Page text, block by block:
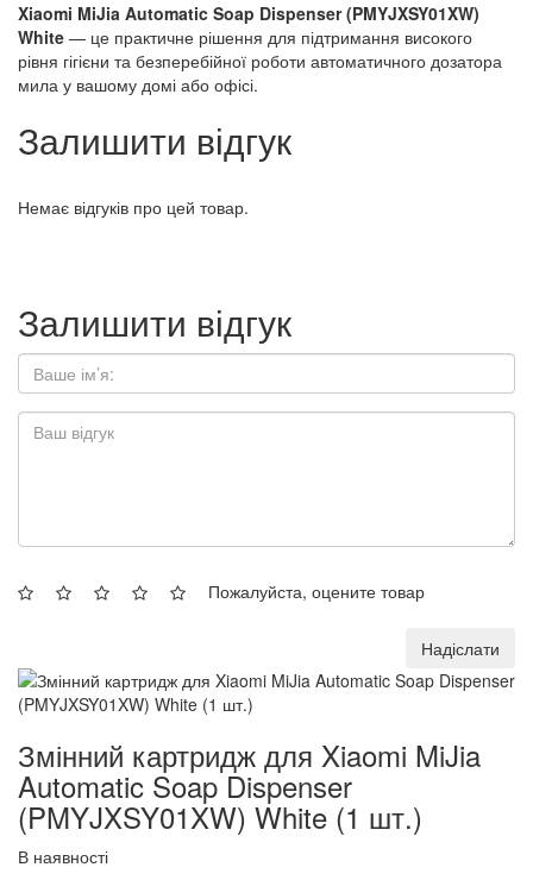
Xiaomi MiJia Automatic Soap Dispenser (PMYJXSY01XW)
White — це практичне рішення для підтримання високого
рівня гігієни та безперебійної роботи автоматичного дозатора
мила у вашому домі або офісі.
Залишити відгук
Немає відгуків про цей товар.
Залишити відгук
Пожалуйста, оцените товар
Надіслати
Змінний картридж для Xiaomi MiJia
Automatic Soap Dispenser
(PMYJXSY01XW) White (1 шт.)
В наявності